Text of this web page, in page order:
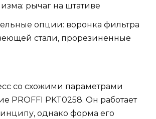
рычаг на штативе
опции: воронка фильтра
стали, прорезиненные
со схожими параметрами
PROFFI PKT0258. Он работает
однако форма его